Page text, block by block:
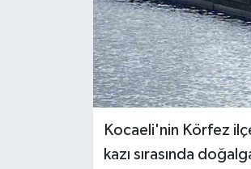
Kocaeli'nin Körfez
kazı sırasında